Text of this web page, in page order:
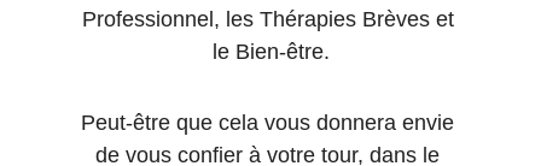
Professionnel, les Thérapies Brèves et
le Bien-être.
Peut-être que cela vous donnera envie
de vous confier à votre tour, dans le